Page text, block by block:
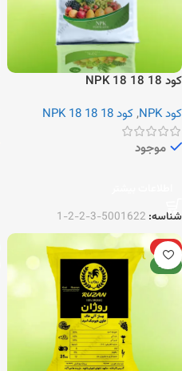
کود NPK 18 18 18
کود NPK
,کود NPK 18 18 18
موجود
شناسه: 5001622-3-2-2-1
ویژه
جدید